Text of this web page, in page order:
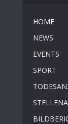
HOME
NEWS
EVENTS
SPORT